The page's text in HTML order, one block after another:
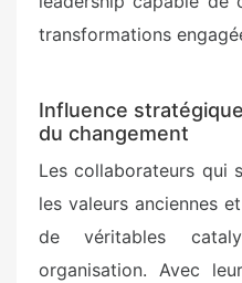
transformations
Influence
du changement
Les collaborateurs qui
les valeurs anciennes
de véritables
organisation. Avec